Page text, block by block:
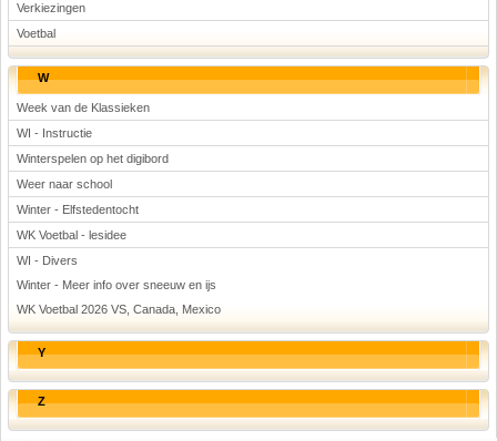
Verkiezingen
Voetbal
W
Week van de Klassieken
WI - Instructie
Winterspelen op het digibord
Weer naar school
Winter - Elfstedentocht
WK Voetbal - lesidee
WI - Divers
Winter - Meer info over sneeuw en ijs
WK Voetbal 2026 VS, Canada, Mexico
Y
Z